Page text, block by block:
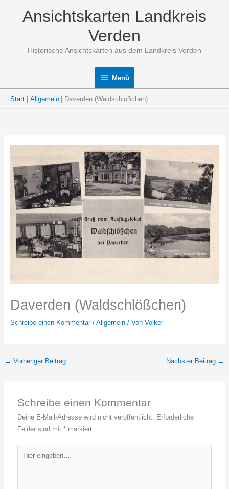
Ansichtskarten Landkreis
Verden
Historische Ansichtskarten aus dem Landkreis Verden
Menü
Menü
Start Allgemein Daverden (Waldschlößchen)
Daverden (Waldschlößchen)
Schreibe einen Kommentar / Allgemein/ Von Volker
← Vorheriger Beitrag Nächster Beitrag →
Schreibe einen Kommentar
Deine E-Mail-Adresse wird nicht veröffentlicht. Erforderliche
Felder sind mit* markiert
eingeben…